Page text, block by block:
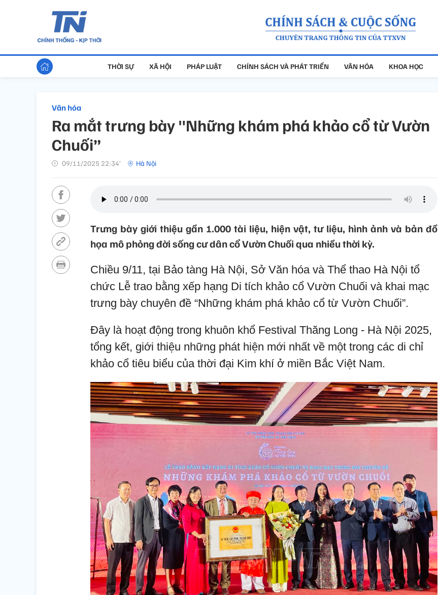
THỜI SỰ XÃ HỘI PHÁP LUẬT CHÍNH SÁCH VÀ PHÁT TRIỂN VĂN HÓA KHOA HỌC
Văn hóa
Ra mắt trưng bày "Những khám phá khảo cổ từ Vườn
Chuối”
09/11/2025 22:34’ Hà Nội
Trưng bày giới thiệu gần 1.000 tài liệu, hiện vật, tư liệu, hình ảnh và bản đồ
họa mô phỏng đời sống cư dân cổ Vườn Chuối qua nhiều thời kỳ.
Chiều 9/11, tại Bảo tàng Hà Nội, Sở Văn hóa và Thể thao Hà Nội tổ
chức Lễ trao bằng xếp hạng Di tích khảo cổ Vườn Chuối và khai mạc
trưng bày chuyên đề “Những khám phá khảo cổ từ Vườn Chuối”.
Đây là hoạt động trong khuôn khổ Festival Thăng Long - Hà Nội 2025,
tổng kết, giới thiệu những phát hiện mới nhất về một trong các di chỉ
khảo cổ tiêu biểu của thời đại Kim khí ở miền Bắc Việt Nam.